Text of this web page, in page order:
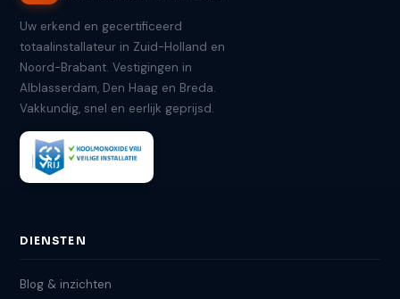
Uw erkend en gecertificeerd
totaalinstallateur in Zuid-Holland en
Noord-Brabant. Vestigingen in
Alblasserdam, Den Haag en Breda.
Vakkundig, snel en eerlijk geprijsd.
DIENSTEN
Blog & inzichten